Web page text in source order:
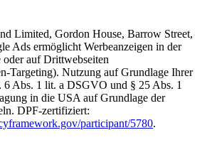
Limited, Gordon House, Barrow Street,
Ads ermöglicht Werbeanzeigen in der
auf Drittwebseiten
Targeting). Nutzung auf Grundlage Ihrer
Abs. 1 lit. a DSGVO und § 25 Abs. 1
in die USA auf Grundlage der
DPF-zertifiziert:
participant/5780.